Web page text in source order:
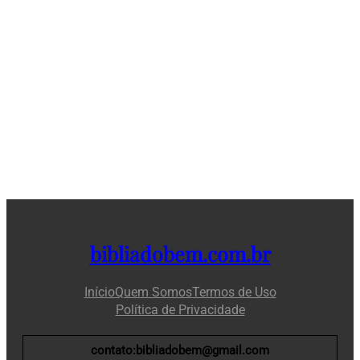
bibliadobem.com.br
InícioQuem SomosTermos de Uso
Política de Privacidade
contato:bibliadobem@gmail.com